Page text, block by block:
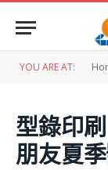
YOU ARE AT:
型錄印
朋友夏